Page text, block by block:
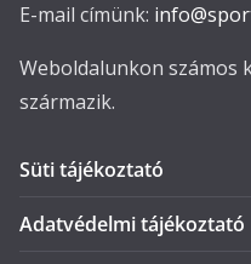
E-mail címünk:
Weboldalunkon számos
származik.
Süti tájékoztató
Adatvédelmi tájékoztató